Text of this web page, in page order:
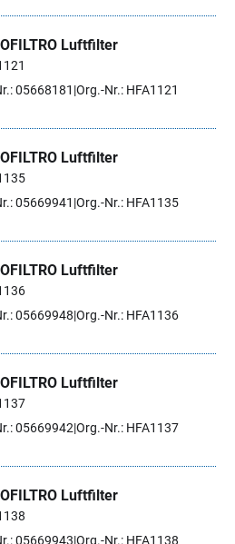
Luftfilter
05668181 Org.-Nr.: HFA1121
Luftfilter
05669941 Org.-Nr.: HFA1135
Luftfilter
05669948 Org.-Nr.: HFA1136
Luftfilter
05669942 Org.-Nr.: HFA1137
Luftfilter
05669943 Org.-Nr.: HFA1138